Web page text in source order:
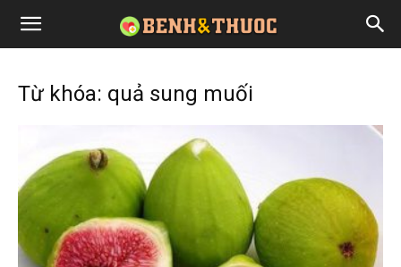
Từ khóa: quả sung muối